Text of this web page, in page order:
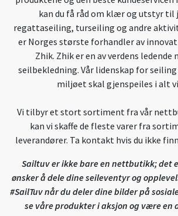
kan du få råd om klær og utstyr til
regattaseiling, turseiling og andre
er Norges største forhandler av
Zhik. Zhik er en av verdens ledende
seilbekledning. Vår lidenskap for
miljøet skal gjenspeiles i alt
Vi tilbyr et stort sortiment fra vår
kan vi skaffe de fleste varer fra
leverandører. Ta kontakt hvis du ikke
Sailtuv er ikke bare en nettbutikk; det
ønsker å dele dine seileventyr og
#SailTuv når du deler dine bilder på
se våre produkter i aksjon og være en